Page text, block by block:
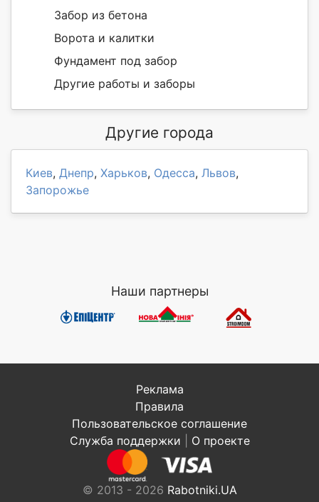
Забор из бетона
Ворота и калитки
Фундамент под забор
Другие работы и заборы
Другие города
Киев, Днепр, Харьков, Одесса, Львов,
Запорожье
Наши партнеры
Реклама
Правила
Пользовательское соглашение
Служба поддержки
О проекте
© 2013 - 2026 Rabotniki.UA